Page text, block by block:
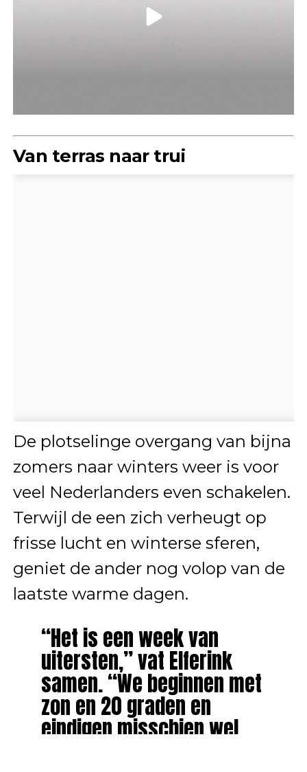
Van terras naar trui
De plotselinge overgang van bijna
zomers naar winters weer is voor
veel Nederlanders even schakelen.
Terwijl de een zich verheugt op
frisse lucht en winterse sferen,
geniet de ander nog volop van de
laatste warme dagen.
“Het is een week van
uitersten,” vat Elferink
samen. “We beginnen met
zon en 20 graden en
eindigen misschien wel